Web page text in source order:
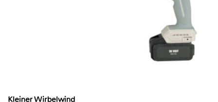
Kleiner Wirbelwind